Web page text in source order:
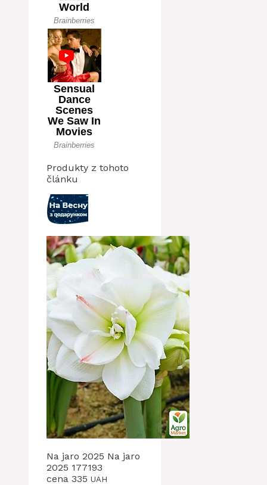
Produkty z tohoto
článku
Na jaro 2025 Na jaro
2025 177193
cena 335 UAH